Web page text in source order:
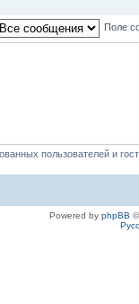
Поле
пользователей и
Powered by phpBB